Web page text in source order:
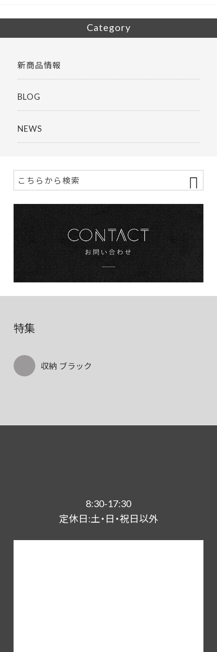
Category
新商品情報
BLOG
NEWS
特集
収納 ブラック
8:30-17:30
定休日:土・日・祝日以外